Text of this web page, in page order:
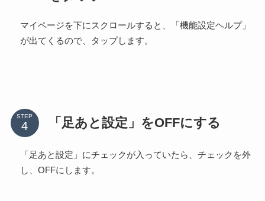
マイページを下にスクロールすると、「機能設定ヘルプ」
が出てくるので、タップします。
STEP 「足あと設定」をOFFにする
「足あと設定」にチェックが入っていたら、チェックを外
し、OFFにします。